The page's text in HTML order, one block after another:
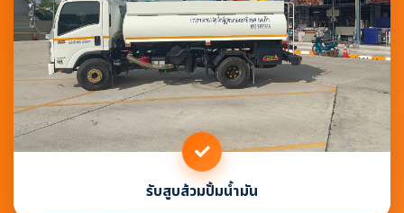
รับสูบส้วมปั้มน้ำมัน